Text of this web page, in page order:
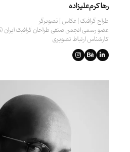
رها کرم‌علیزاده
طراح گرافیک | عکاس | تصویرگر
عضو رسمی انجمن صنفی طراحان گرافیک ایران (IGDS)
کارشناس ارتباط تصویری